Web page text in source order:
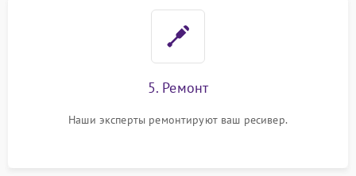
5. Ремонт
Наши эксперты ремонтируют ваш ресивер.